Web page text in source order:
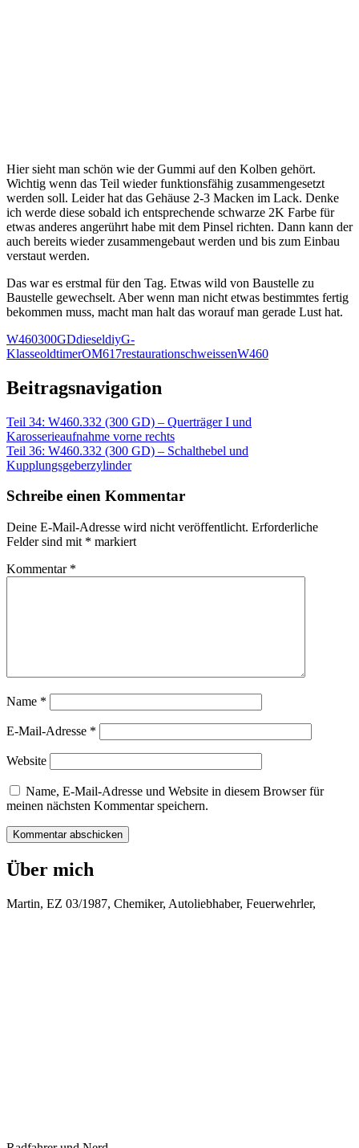
Hier sieht man schön wie der Gummi auf den Kolben gehört.
Wichtig wenn das Teil wieder funktionsfähig zusammengesetzt
werden soll. Leider hat das Gehäuse 2-3 Macken im Lack. Denke
ich werde diese sobald ich entsprechende schwarze 2K Farbe für
etwas anderes angerührt habe mit dem Pinsel richten. Dann kann der
auch bereits wieder zusammengebaut werden und bis zum Einbau
verstaut werden.
Das war es erstmal für den Tag. Etwas wild von Baustelle zu
Baustelle gewechselt. Aber wenn man nicht etwas bestimmtes fertig
bekommen muss, macht man halt das worauf man gerade Lust hat.
W460300GDdieseldiyG-
KlasseoldtimerOM617restaurationschweissenW460
Beitragsnavigation
Teil 34: W460.332 (300 GD) – Querträger I und
Karosserieaufnahme vorne rechts
Teil 36: W460.332 (300 GD) – Schalthebel und
Kupplungsgeberzylinder
Schreibe einen Kommentar
Deine E-Mail-Adresse wird nicht veröffentlicht. Erforderliche
Felder sind mit * markiert
Kommentar *
Name *
E-Mail-Adresse *
Website
Name, E-Mail-Adresse und Website in diesem Browser für
meinen nächsten Kommentar speichern.
Über mich
Martin, EZ 03/1987, Chemiker, Autoliebhaber, Feuerwehrler,